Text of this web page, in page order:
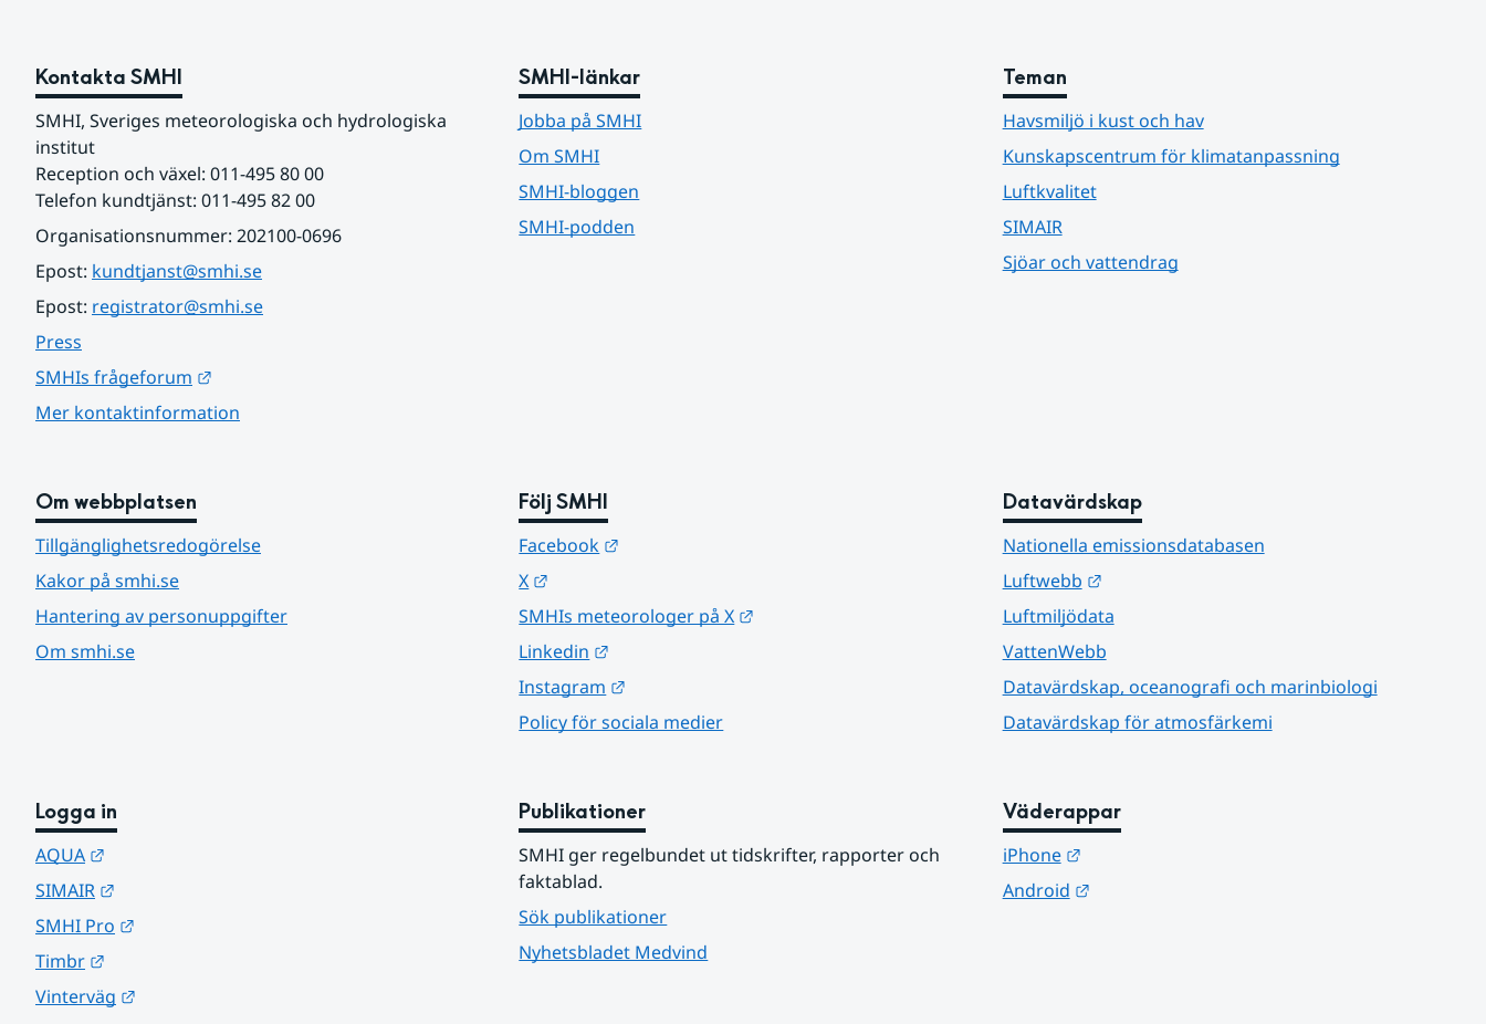
Kontakta SMHI
SMHI, Sveriges meteorologiska och hydrologiska
institut
Reception och växel: 011-495 80 00
Telefon kundtjänst: 011-495 82 00
Organisationsnummer: 202100-0696
Epost: kundtjanst@smhi.se
Epost: registrator@smhi.se
Press
SMHIs frågeforum
Mer kontaktinformation
SMHI-länkar
Jobba på SMHI
Om SMHI
SMHI-bloggen
SMHI-podden
Teman
Havsmiljö i kust och hav
Kunskapscentrum för klimatanpassning
Luftkvalitet
SIMAIR
Sjöar och vattendrag
Om webbplatsen
Tillgänglighetsredogörelse
Kakor på smhi.se
Hantering av personuppgifter
Om smhi.se
Följ SMHI
Facebook
X
SMHIs meteorologer på X
Linkedin
Instagram
Policy för sociala medier
Datavärdskap
Nationella emissionsdatabasen
Luftwebb
Länk till annan webbplats.
Luftmiljödata
VattenWebb
Datavärdskap, oceanografi och marinbiologi
Datavärdskap för atmosfärkemi
Logga in
AQUA
SIMAIR
SMHI Pro
Timbr
Vinterväg
Publikationer
SMHI ger regelbundet ut tidskrifter, rapporter och
faktablad.
Sök publikationer
Nyhetsbladet Medvind
Väderappar
iPhone
Länk till annan webbplats.
Android
Länk till annan webbplats.